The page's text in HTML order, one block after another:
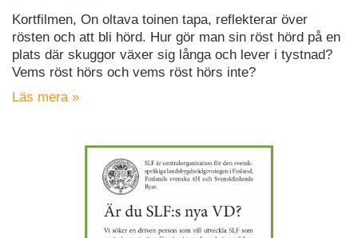
Kortfilmen, On oltava toinen tapa, reflekterar över
rösten och att bli hörd. Hur gör man sin röst hörd på en
plats där skuggor växer sig långa och lever i tystnad?
Vems röst hörs och vems röst hörs inte?
Läs mera »